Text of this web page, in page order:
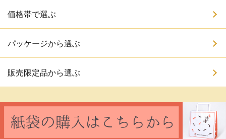
価格帯で選ぶ
パッケージから選ぶ
販売限定品から選ぶ